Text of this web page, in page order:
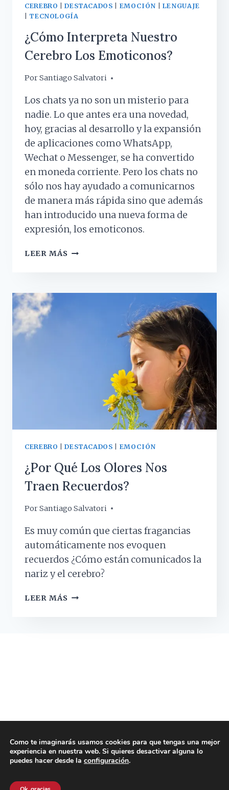
CEREBRO |DESTACADOS EMOCIÓN
LENGUAJE
TECNOLOGÍA
¿Cómo Interpreta Nuestro
Cerebro Los Emoticonos?
PorSantiago Salvatori
17 octubre, 2017
Los chats ya no son un misterio para
nadie. Lo que antes era una novedad,
hoy, gracias al desarrollo y la expansión
de aplicaciones como WhatsApp,
Wechat o Messenger, se ha convertido
en moneda corriente. Pero los chats no
sólo nos hay ayudado a comunicarnos
de manera más rápida sino que además
han introducido una nueva forma de
expresión, los emoticonos.
LEER MÁS ¿CÓMO
CEREBRO |DESTACADOS EMOCIÓN
¿Por Qué Los Olores Nos
Traen Recuerdos?
PorSantiago Salvatori
18 julio, 2017
Es muy común que ciertas fragancias
automáticamente nos evoquen
recuerdos ¿Cómo están comunicados la
nariz y el cerebro?
LEER MÁS ¿POR
© 2026 Psicología para Todos - Tema para
Como te imaginarás usamos cookies para que tengas una mejor
experiencia en nuestra web. Si quieres desactivar alguna lo
puedes hacer desde la configuración.